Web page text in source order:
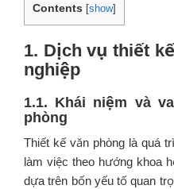
Contents [show]
1. Dịch vụ thiết
nghiệp
1.1. Khái niệm và
phòng
Thiết kế văn phòng là quá
làm việc theo hướng khoa
dựa trên bốn yếu tố quan